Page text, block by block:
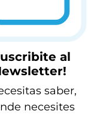
al
saber,
necesites